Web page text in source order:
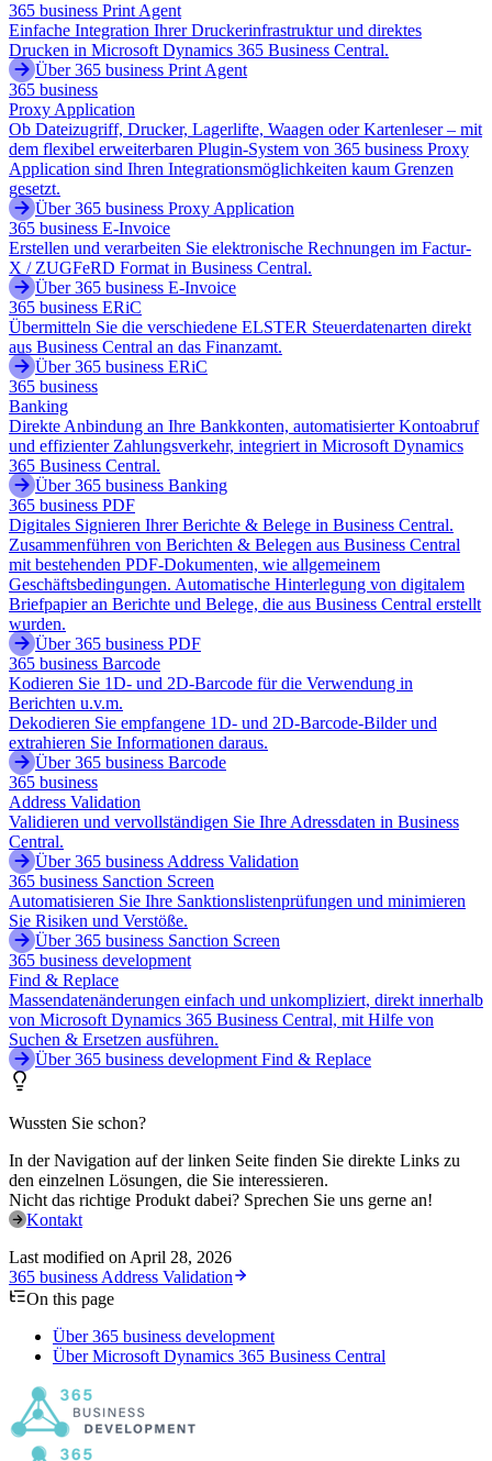
365 business Print Agent
Einfache Integration Ihrer Druckerinfrastruktur und direktes
Drucken in Microsoft Dynamics 365 Business Central.
Über 365 business Print Agent
365 business
Proxy Application
Ob Dateizugriff, Drucker, Lagerlifte, Waagen oder Kartenleser – mit
dem flexibel erweiterbaren Plugin-System von 365 business Proxy
Application sind Ihren Integrationsmöglichkeiten kaum Grenzen
gesetzt.
Über 365 business Proxy Application
365 business E-Invoice
Erstellen und verarbeiten Sie elektronische Rechnungen im Factur-
X / ZUGFeRD Format in Business Central.
Über 365 business E-Invoice
365 business ERiC
Übermitteln Sie die verschiedene ELSTER Steuerdatenarten direkt
aus Business Central an das Finanzamt.
Über 365 business ERiC
365 business
Banking
Direkte Anbindung an Ihre Bankkonten, automatisierter Kontoabruf
und effizienter Zahlungsverkehr, integriert in Microsoft Dynamics
365 Business Central.
Über 365 business Banking
365 business PDF
Digitales Signieren Ihrer Berichte & Belege in Business Central.
Zusammenführen von Berichten & Belegen aus Business Central
mit bestehenden PDF-Dokumenten, wie allgemeinem
Geschäftsbedingungen. Automatische Hinterlegung von digitalem
Briefpapier an Berichte und Belege, die aus Business Central erstellt
wurden.
Über 365 business PDF
365 business Barcode
Kodieren Sie 1D- und 2D-Barcode für die Verwendung in
Berichten u.v.m.
Dekodieren Sie empfangene 1D- und 2D-Barcode-Bilder und
extrahieren Sie Informationen daraus.
Über 365 business Barcode
365 business
Address Validation
Validieren und vervollständigen Sie Ihre Adressdaten in Business
Central.
Über 365 business Address Validation
365 business Sanction Screen
Automatisieren Sie Ihre Sanktionslistenprüfungen und minimieren
Sie Risiken und Verstöße.
Über 365 business Sanction Screen
365 business development
Find & Replace
Massendatenänderungen einfach und unkompliziert, direkt innerhalb
von Microsoft Dynamics 365 Business Central, mit Hilfe von
Suchen & Ersetzen ausführen.
Über 365 business development Find & Replace
Wussten Sie schon?
In der Navigation auf der linken Seite finden Sie direkte Links zu
den einzelnen Lösungen, die Sie interessieren.
Nicht das richtige Produkt dabei? Sprechen Sie uns gerne an!
Kontakt
Last modified on April 28, 2026
365 business Address Validation
On this page
Über 365 business development
Über Microsoft Dynamics 365 Business Central